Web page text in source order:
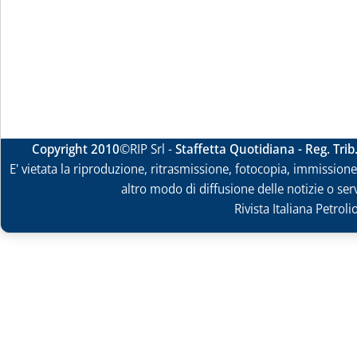
Copyright 2010©RIP Srl -Staffetta Quotidiana - Reg.
E' vietata la riproduzione, ritrasmissione, fotocopia,
altro modo di diffusione delle notizie o
Rivista Italiana